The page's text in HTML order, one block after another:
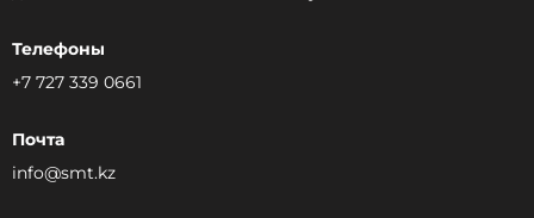
Телефоны
+7 727 339 0661
Почта
info@smt.kz